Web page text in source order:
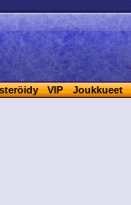
VIP Joukkueet